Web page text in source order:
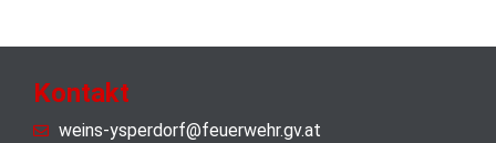
Kontakt
weins-ysperdorf@feuerwehr.gv.at